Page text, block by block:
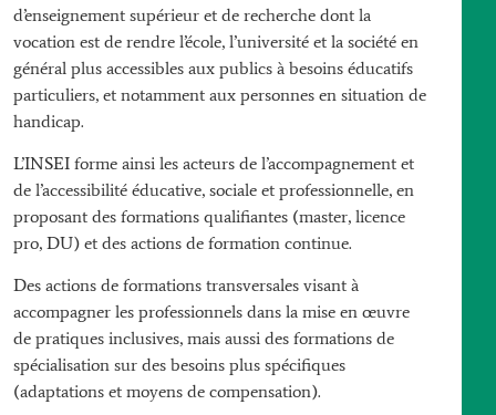
d’enseignement supérieur et de recherche dont la
vocation est de rendre l’école, l’université et la société en
général plus accessibles aux publics à besoins éducatifs
particuliers, et notamment aux personnes en situation de
handicap.
L’INSEI forme ainsi les acteurs de l’accompagnement et
de l’accessibilité éducative, sociale et professionnelle, en
proposant des formations qualifiantes (master, licence
pro, DU) et des actions de formation continue.
Des actions de formations transversales visant à
accompagner les professionnels dans la mise en œuvre
de pratiques inclusives, mais aussi des formations de
spécialisation sur des besoins plus spécifiques
(adaptations et moyens de compensation).